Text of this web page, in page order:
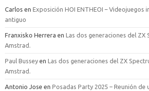
Carlos en Exposición HOI ENTHEOI – Videojuegos
antiguo
Franxisko Herrera en Las dos generaciones del ZX
Amstrad.
Paul Bussey en Las dos generaciones del ZX
Amstrad.
Antonio Jose en Posadas Party 2025 – Reunión de